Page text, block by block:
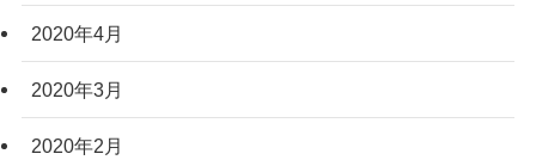
2020年4月
2020年3月
2020年2月